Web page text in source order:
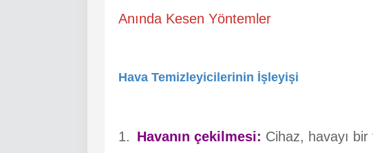
Anında Kesen Yöntemler
Hava Temizleyicilerinin İşleyişi
Havanın çekilmesi: Cihaz, havayı bir